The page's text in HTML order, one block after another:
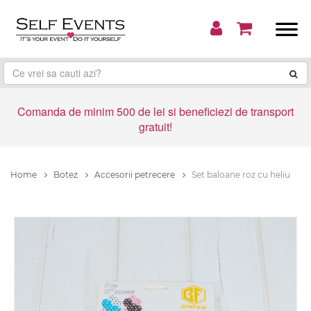
Comanda de minim 500 de lei si beneficiezi de transport
gratuit!
Home Botez Accesorii petrecere Set baloane roz cu heliu